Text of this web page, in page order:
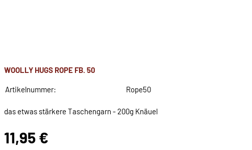
WOOLLY HUGS ROPE FB. 50
Artikelnummer: Rope50
das etwas stärkere Taschengarn - 200g Knäuel
11,95 €